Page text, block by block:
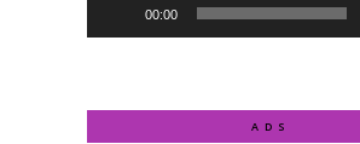
00:00
ADS